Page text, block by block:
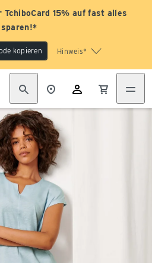
15% auf fast alles
sparen!*
kopieren Hinweis*